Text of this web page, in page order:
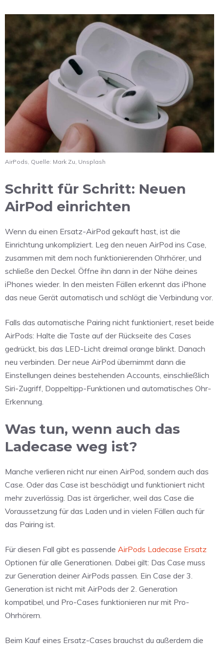
AirPods, Quelle: Mark Zu, Unsplash
Schritt für Schritt: Neuen
AirPod einrichten
Wenn du einen Ersatz-AirPod gekauft hast, ist die
Einrichtung unkompliziert. Leg den neuen AirPod ins Case,
zusammen mit dem noch funktionierenden Ohrhörer, und
schließe den Deckel. Öffne ihn dann in der Nähe deines
iPhones wieder. In den meisten Fällen erkennt das iPhone
das neue Gerät automatisch und schlägt die Verbindung vor.
Falls das automatische Pairing nicht funktioniert, reset beide
AirPods: Halte die Taste auf der Rückseite des Cases
gedrückt, bis das LED-Licht dreimal orange blinkt. Danach
neu verbinden. Der neue AirPod übernimmt dann die
Einstellungen deines bestehenden Accounts, einschließlich
Siri-Zugriff, Doppeltipp-Funktionen und automatisches Ohr-
Erkennung.
Was tun, wenn auch das
Ladecase weg ist?
Manche verlieren nicht nur einen AirPod, sondern auch das
Case. Oder das Case ist beschädigt und funktioniert nicht
mehr zuverlässig. Das ist ärgerlicher, weil das Case die
Voraussetzung für das Laden und in vielen Fällen auch für
das Pairing ist.
Für diesen Fall gibt es passende AirPods Ladecase Ersatz
Optionen für alle Generationen. Dabei gilt: Das Case muss
zur Generation deiner AirPods passen. Ein Case der 3.
Generation ist nicht mit AirPods der 2. Generation
kompatibel, und Pro-Cases funktionieren nur mit Pro-
Ohrhörern.
Beim Kauf eines Ersatz-Cases brauchst du außerdem die